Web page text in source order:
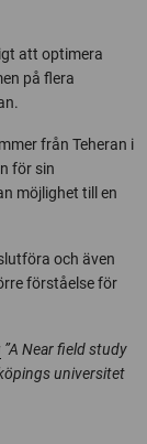
att optimera
på flera
från Teheran i
för sin
möjlighet till en
och även
förståelse för
”A Near field study
universitet